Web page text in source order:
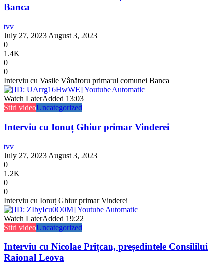
Banca
tvv
July 27, 2023 August 3, 2023
0
1.4K
0
0
Interviu cu Vasile Vânătoru primarul comunei Banca
Watch LaterAdded 13:03
Stiri videoUncategorized
Interviu cu Ionuț Ghiur primar Vinderei
tvv
July 27, 2023 August 3, 2023
0
1.2K
0
0
Interviu cu Ionuț Ghiur primar Vinderei
Watch LaterAdded 19:22
Stiri videoUncategorized
Interviu cu Nicolae Prițcan, președintele Consililui
Raional Leova